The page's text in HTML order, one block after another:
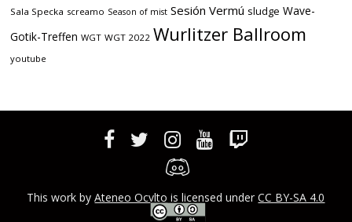
Sala Specka screamo Season of mist Sesión Vermú sludge Wave-
Gotik-Treffen WGT WGT 2022 Wurlitzer Ballroom
youtube
This work byAteneo Ocvlto is licensed underCC BY-SA 4.0